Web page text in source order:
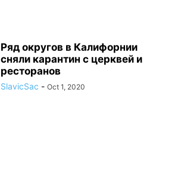
Ряд округов в Калифорнии
сняли карантин с церквей и
ресторанов
SlavicSac - Oct 1, 2020